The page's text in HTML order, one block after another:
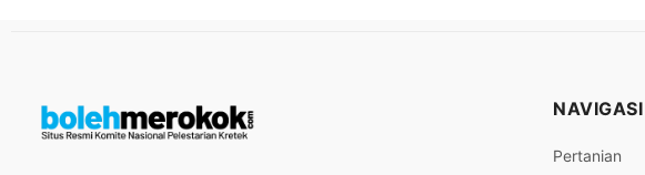
NAVIGASI
Pertanian